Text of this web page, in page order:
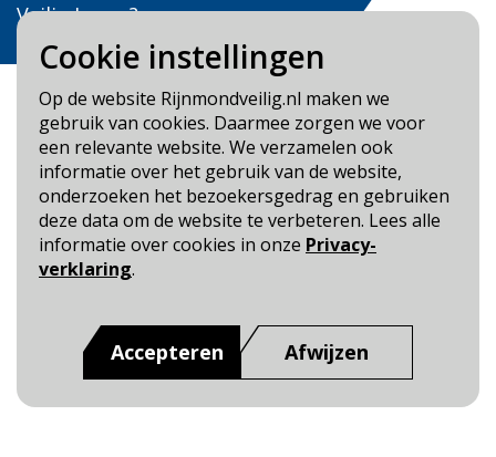
Cookie instellingen
Op de website Rijnmondveilig.nl maken we
gebruik van cookies. Daarmee zorgen we voor
een relevante website. We verzamelen ook
informatie over het gebruik van de website,
onderzoeken het bezoekersgedrag en gebruiken
deze data om de website te verbeteren. Lees alle
informatie over cookies in onze Privacy-
verklaring.
Accepteren Afwijzen
Veilig Leven?
Bel 0900-8387
Blijf op de hoogte
Cookie- en Privacybeleid
Toegankelijkheid
Rijnmond